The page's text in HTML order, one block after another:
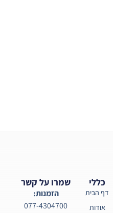
כללי
דף הבית
אודות
שמרו על קשר
הזמנות:
077-4304700